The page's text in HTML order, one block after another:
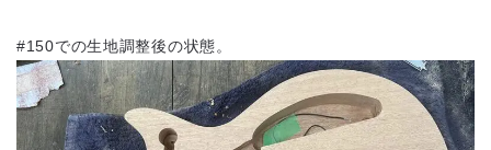
#150での生地調整後の状態。